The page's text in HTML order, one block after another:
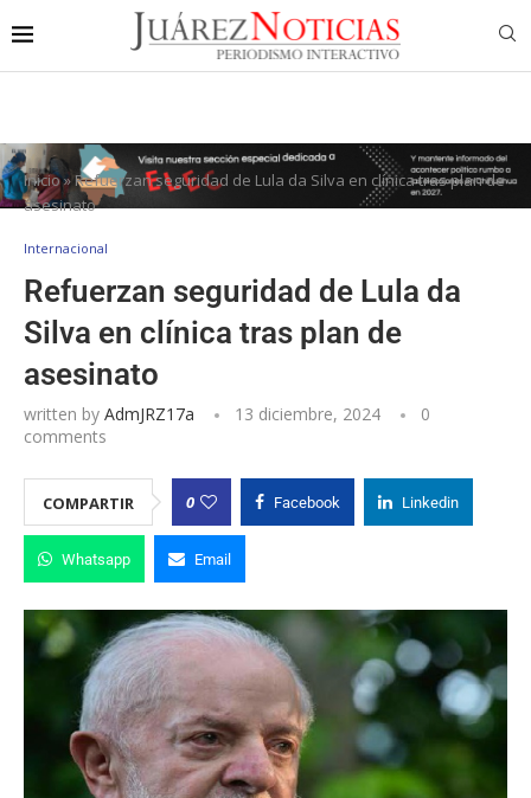
Inicio»Refuerzan seguridad de Lula da Silva en clínica tras plan de
asesinato
Internacional
Refuerzan seguridad de Lula da
Silva en clínica tras plan de
asesinato
written by AdmJRZ17a 13 diciembre, 2024
0
comments
COMPARTIR 0 Facebook Linkedin
Whatsapp Email